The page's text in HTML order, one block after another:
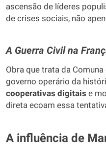
ascensão de líderes
de crises sociais, não
A Guerra Civil na
Obra que trata da
governo operário da
cooperativas digitais e
direta ecoam essa
A influência de